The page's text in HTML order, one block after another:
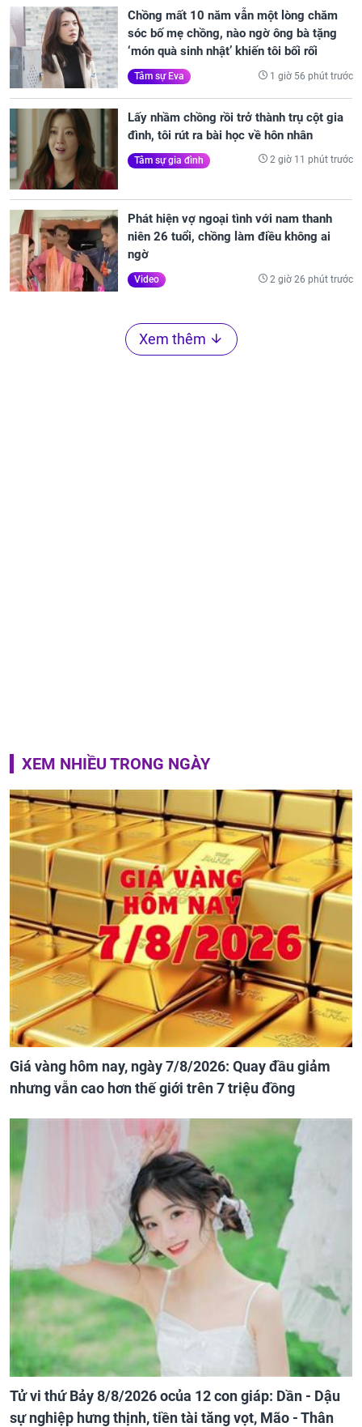
Chồng mất 10 năm vẫn một lòng chăm
sóc bố mẹ chồng, nào ngờ ông bà tặng
‘món quà sinh nhật’ khiến tôi bối rối
Tâm sự Eva 1 giờ 56 phút trước
Lấy nhầm chồng rồi trở thành trụ cột gia
đình, tôi rút ra bài học về hôn nhân
Tâm sự gia đình 2 giờ 11 phút trước
Phát hiện vợ ngoại tình với nam thanh
niên 26 tuổi, chồng làm điều không ai
ngờ
Video 2 giờ 26 phút trước
Xem thêm
XEM NHIỀU TRONG NGÀY
Giá vàng hôm nay, ngày 7/8/2026: Quay đầu giảm
nhưng vẫn cao hơn thế giới trên 7 triệu đồng
Tử vi thứ Bảy 8/8/2026 ocủa 12 con giáp: Dần - Dậu
sự nghiệp hưng thịnh, tiền tài tăng vọt, Mão - Thân